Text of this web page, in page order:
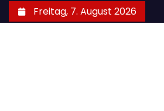
Zum
Inhalt
Freitag, 7. August 2026